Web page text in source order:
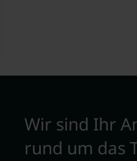
Wir sind Ihr
rund um das